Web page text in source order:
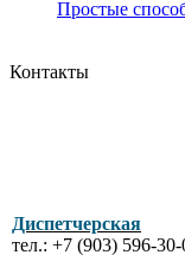
Простые
Контакты
Диспетчерская
тел.: +7 (903) 596-